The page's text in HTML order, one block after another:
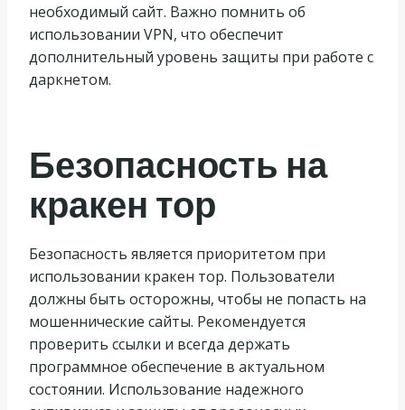
необходимый сайт. Важно помнить об
использовании VPN, что обеспечит
дополнительный уровень защиты при работе с
даркнетом.
Безопасность на
кракен тор
Безопасность является приоритетом при
использовании кракен тор. Пользователи
должны быть осторожны, чтобы не попасть на
мошеннические сайты. Рекомендуется
проверить ссылки и всегда держать
программное обеспечение в актуальном
состоянии. Использование надежного